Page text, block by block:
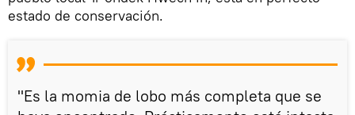
estado de conservación.
"Es la momia de lobo más completa que se